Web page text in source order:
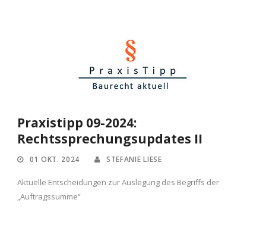
Praxistipp 09-2024:
Rechtssprechungsupdates II
01 OKT. 2024 STEFANIE LIESE
Aktuelle Entscheidungen zur Auslegung des Begriffs der
„Auftragssumme“